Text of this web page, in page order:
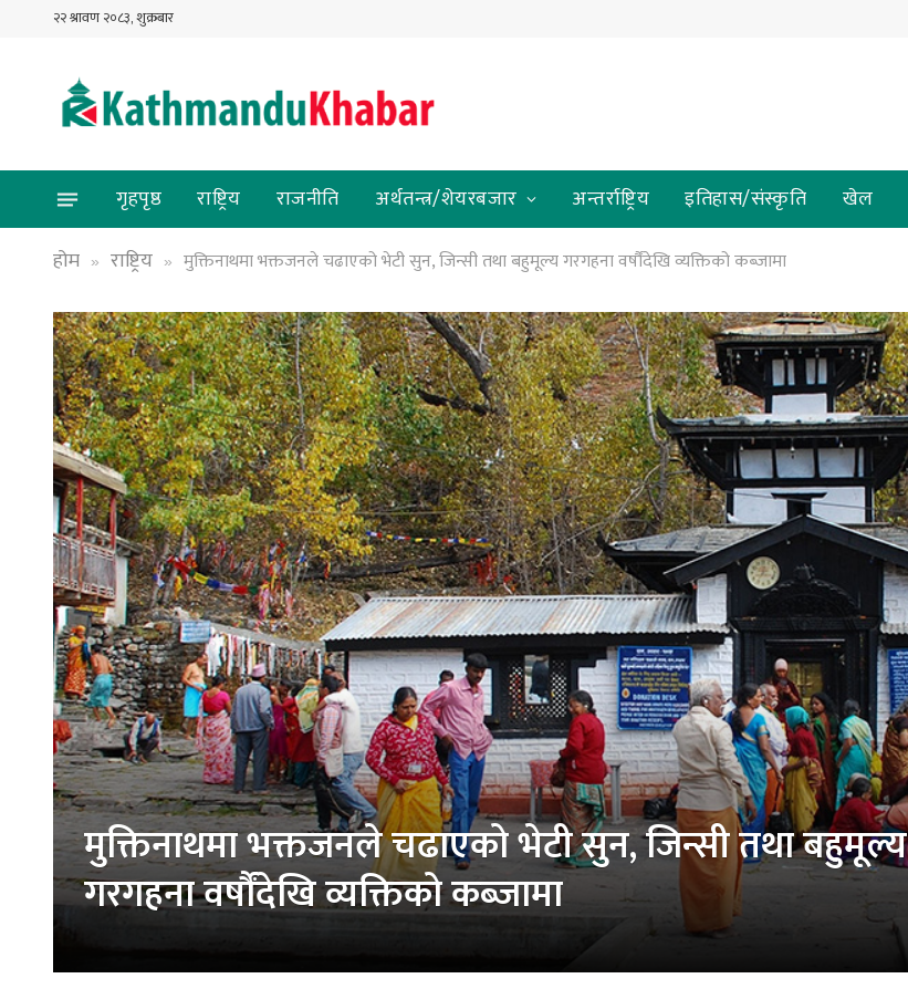
२२ श्रावण २०८३, शुक्रबार
गृहपृष्ठ राष्ट्रिय राजनीति अर्थतन्त्र/शेयरबजार अन्तर्राष्ट्रिय इतिहास/संस्कृति खेल
होम
» राष्ट्रिय » मुक्तिनाथमा भक्तजनले चढाएको भेटी सुन, जिन्सी तथा बहुमूल्य गरगहना वर्षौंदेखि व्यक्तिको कब्जामा
मुक्तिनाथमा भक्तजनले चढाएको भेटी सुन, जिन्सी तथा बहुमूल्य
गरगहना वर्षौंदेखि व्यक्तिको कब्जामा